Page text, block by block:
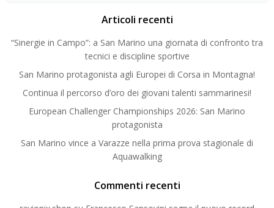
Articoli recenti
“Sinergie in Campo”: a San Marino una giornata di confronto tra
tecnici e discipline sportive
San Marino protagonista agli Europei di Corsa in Montagna!
Continua il percorso d’oro dei giovani talenti sammarinesi!
European Challenger Championships 2026: San Marino
protagonista
San Marino vince a Varazze nella prima prova stagionale di
Aquawalking
Commenti recenti